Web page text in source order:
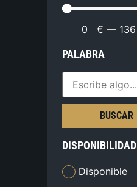
0 € — 136
PALABRA
BUSCAR
DISPONIBILIDAD
Disponible